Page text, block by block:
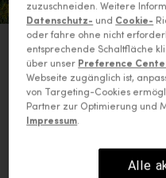
Die Kunst natürlicher
Aus unserer
MerinoFine™
Weichheit.
zuzuschneiden. Weitere
Datenschutz- und Cookie-
oder fahre ohne nicht
entsprechende Schaltfläche
über unser Preference
Webseite zugänglich ist,
von Targeting-Cookies
Partner zur Optimierung und
Impressum.
Alle